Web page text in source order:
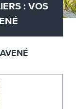
: VOS